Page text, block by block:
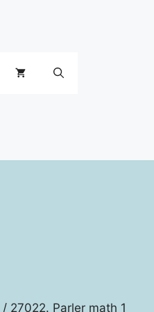
/ 27022. Parler math 1